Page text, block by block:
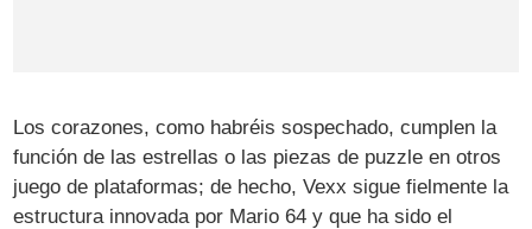
Los corazones, como habréis sospechado, cumplen la
función de las estrellas o las piezas de puzzle en otros
juego de plataformas; de hecho, Vexx sigue fielmente la
estructura innovada por Mario 64 y que ha sido el